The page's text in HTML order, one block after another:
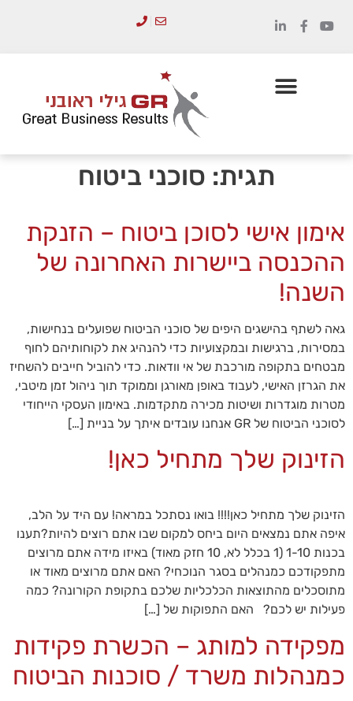
תגית: סוכני ביטוח
אימון אישי לסוכן ביטוח – הזנקת
ההכנסה ביישרות האחרונה של
השנה!
גאה לשתף בהישגים היפים של סוכני הביטוח שפועלים בנחישות,
במסירות, ברגישות ובמקצועיות כדי להנהיג את לקוחותיהם לחוף
מבטחים בתקופה מורכבת של אי וודאות. כדי להוביל חייבים להשחיז
את הגרזן האישי, לעבוד באופן מאורגן וממוקד תוך ניהול זמן מיטבי,
מטרות מוגדרות ושיטות מכירה מתקדמות. באימון העסקי הייחודי
לסוכני הביטוח של GR אנחנו עובדים איתך על בניית […]
הזינוק שלך מתחיל כאן!
הזינוק שלך מתחיל כאן!!!! בואו נסתכל במראה! עם היד על הלב,
איפה אתם נמצאים היום ביחס למקום שבו אתם רוצים להיות?תענו
בכנות 1-10 (1 בכלל לא, 10 חזק מאוד) באיזו מידה אתם מרוצים
מתפקודכם כמנהלים בסגר הנוכחי? האם אתם מרוצים מאוד או
מתוסכלים מהתוצאות הכלכליות שלכם בתקופת הקורונה? כמה
פעילות יש לכם? האם התפוקות של […]
מפקידה למותג – הכשרת פקידות
כמנהלות משרד / סוכנות הביטוח
הכרחי
קובצי
Cookie
אלו אינם
אופציונליים.
נדרשים
האתר.